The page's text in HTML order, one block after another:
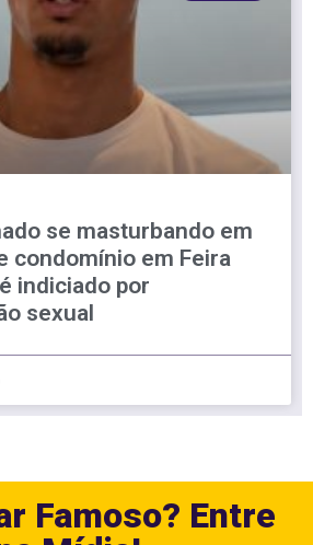
se masturbando em
condomínio em Feira
indiciado por
sexual
Famoso? Entre